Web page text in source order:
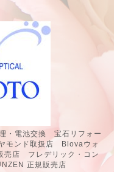
・電池交換 宝石リフォー
モンド取扱店 Blovaウォ
売店 フレデリック・コン
正規販売店